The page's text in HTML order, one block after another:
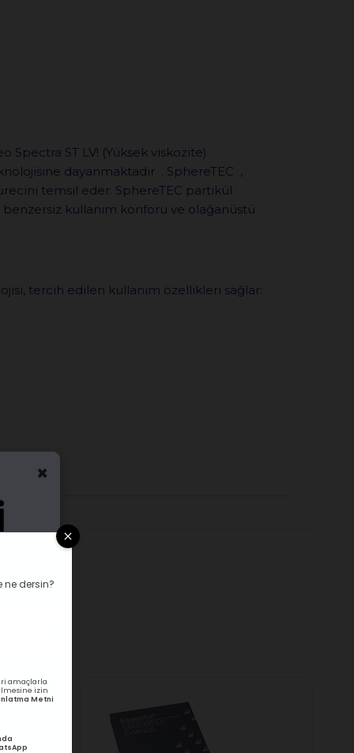
Spectra ST LV! (Yüksek viskozite)
dayanmaktadır . SphereTEC ,
temsil eder. SphereTEC partikül
benzersiz kullanım konforu ve olağanüstü
tercih edilen kullanım özellikleri sağlar:
×
ne dersin?
amaçlarla
izin
Metni